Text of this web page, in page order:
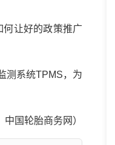
让好的政策推广
测系统TPMS，为
中国轮胎商务网）